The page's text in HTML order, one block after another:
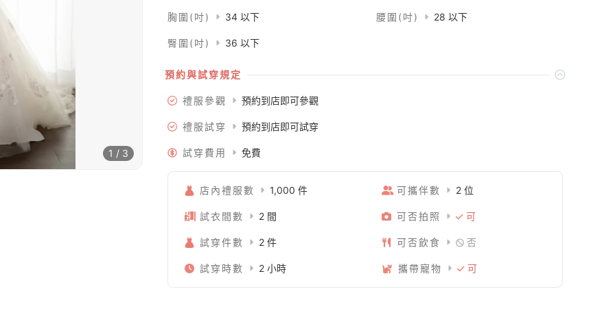
1 / 3
胸圍(吋) 34 以下 腰圍(吋) 28 以下
臀圍(吋) 36 以下
預約與試穿規定
禮服參觀 預約到店即可參觀
禮服試穿 預約到店即可試穿
試穿費用 免費
店內禮服數 1,000 件
試衣間數 2 間
試穿件數 2 件
試穿時數 2 小時
可攜伴數 2 位
可否拍照 可
可否飲食 否
攜帶寵物 可